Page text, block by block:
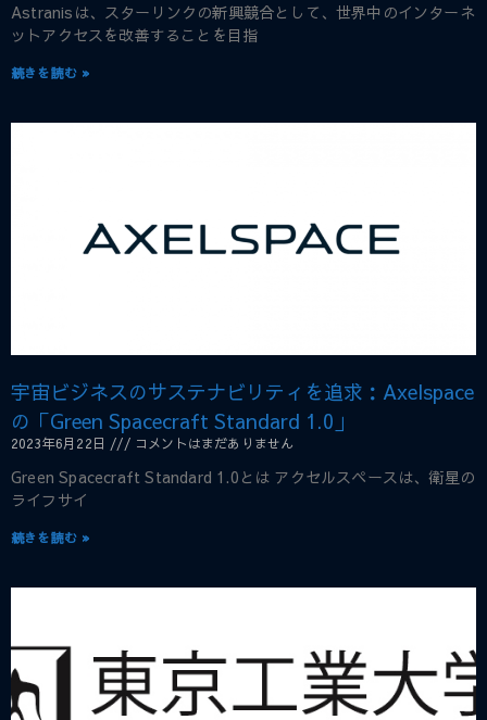
Astranisは、スターリンクの新興競合として、世界中のインターネ
ットアクセスを改善することを目指
続きを読む »
宇宙ビジネスのサステナビリティを追求：Axelspace
の「Green Spacecraft Standard 1.0」
2023年6月22日 コメントはまだありません
Green Spacecraft Standard 1.0とは アクセルスペースは、衛星の
ライフサイ
続きを読む »